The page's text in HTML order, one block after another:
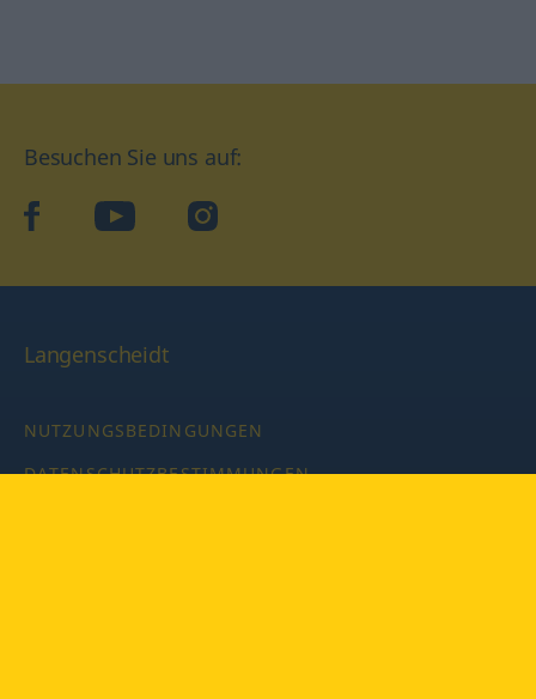
Besuchen Sie uns auf:
facebookYouTube Instagram
Langenscheidt
NUTZUNGSBEDINGUNGEN
DATENSCHUTZBESTIMMUNGEN